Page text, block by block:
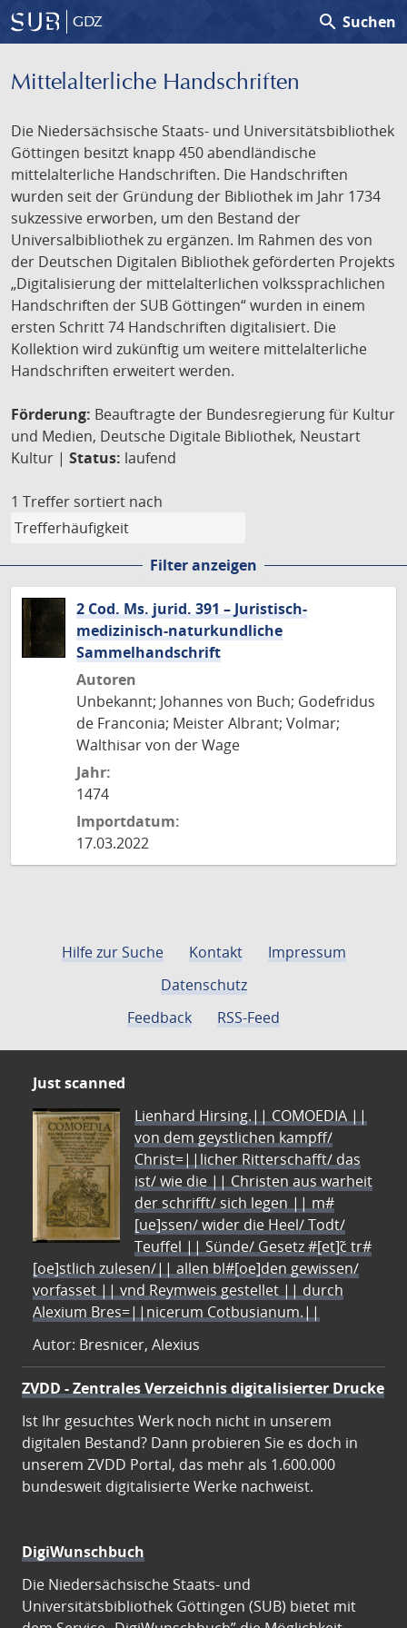
GDZ search Suchen
Mittelalterliche Handschriften
Die Niedersächsische Staats- und Universitätsbibliothek
Göttingen besitzt knapp 450 abendländische
mittelalterliche Handschriften. Die Handschriften
wurden seit der Gründung der Bibliothek im Jahr 1734
sukzessive erworben, um den Bestand der
Universalbibliothek zu ergänzen. Im Rahmen des von
der Deutschen Digitalen Bibliothek geförderten Projekts
„Digitalisierung der mittelalterlichen volkssprachlichen
Handschriften der SUB Göttingen“ wurden in einem
ersten Schritt 74 Handschriften digitalisiert. Die
Kollektion wird zukünftig um weitere mittelalterliche
Handschriften erweitert werden.
Förderung: Beauftragte der Bundesregierung für Kultur
und Medien, Deutsche Digitale Bibliothek, Neustart
Kultur | Status: laufend
1 Treffer sortiert nach
Filter anzeigen
2 Cod. Ms. jurid. 391 – Juristisch-
medizinisch-naturkundliche
Sammelhandschrift
Autoren
Unbekannt; Johannes von Buch; Godefridus
de Franconia; Meister Albrant; Volmar;
Walthisar von der Wage
Jahr:
1474
Importdatum:
17.03.2022
Hilfe zur Suche Kontakt
Impressum
Datenschutz
Feedback
RSS-Feed
Just scanned
Lienhard Hirsing.|| COMOEDIA ||
von dem geystlichen kampff/
Christ=||licher Ritterschafft/ das
ist/ wie die || Christen aus warheit
der schrifft/ sich legen || m#
[ue]ssen/ wider die Heel/ Todt/
Teuffel || Sünde/ Gesetz #[et]c̃ tr#
[oe]stlich zulesen/|| allen bl#[oe]den gewissen/
vorfasset || vnd Reymweis gestellet || durch
Alexium Bres=||nicerum Cotbusianum.||
Autor: Bresnicer, Alexius
ZVDD - Zentrales Verzeichnis digitalisierter Drucke
Ist Ihr gesuchtes Werk noch nicht in unserem
digitalen Bestand? Dann probieren Sie es doch in
unserem ZVDD Portal, das mehr als 1.600.000
bundesweit digitalisierte Werke nachweist.
DigiWunschbuch
Die Niedersächsische Staats- und
Universitätsbibliothek Göttingen (SUB) bietet mit